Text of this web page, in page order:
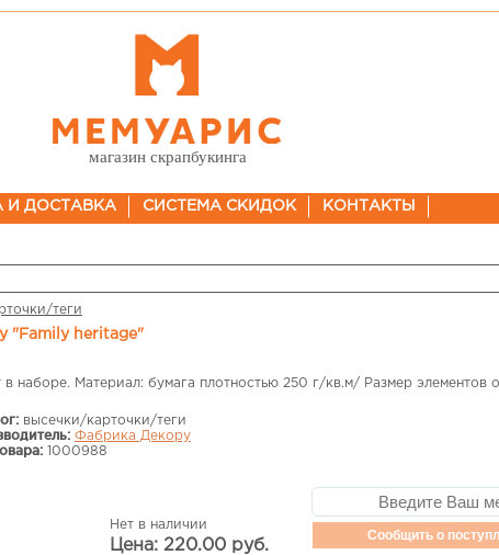
магазин скрапбукинга
И ДОСТАВКА СИСТЕМА СКИДОК КОНТАКТЫ
теги
"Family heritage"
наборе. Материал: бумага плотностью 250 г/кв.м/ Размер элементов
высечки/карточки/теги
Фабрика Декору
1000988
Нет в наличии
Цена: 220.00 руб.
Сообщить о